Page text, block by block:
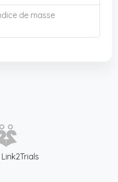
de masse